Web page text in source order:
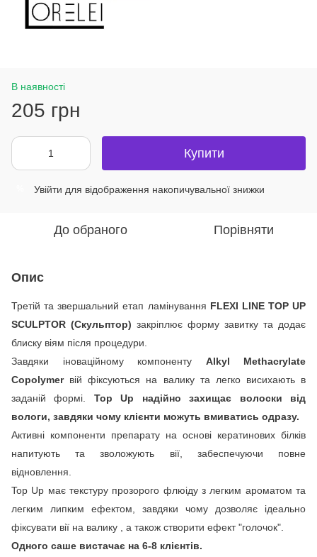
В наявності
205 грн
Купити
Увійти для відображення накопичувальної знижки
До обраного Порівняти
Опис
Третій та звершальний етап ламінування FLEXI LINE TOP UP
SCULPTOR (Скульптор) закріплює форму завитку та додає
блиску віям після процедури.
Завдяки іноваційному компоненту Alkyl Methacrylate
Copolymerвій фіксуються на валику та легко висихають в
заданій формі. Top Up надійно захищає волоски від
вологи, завдяки чому клієнти можуть вмиватись одразу.
Активні компоненти препарату на основі кератинових білків
напитують та зволожують вії, забеспечуючи повне
відновлення.
Top Up має текстуру прозорого флюіду з легким ароматом та
легким липким ефектом, завдяки чому дозволяє ідеально
фіксувати вії на валику , а також створити ефект "голочок".
Одного саше вистачає на 6-8 клієнтів.